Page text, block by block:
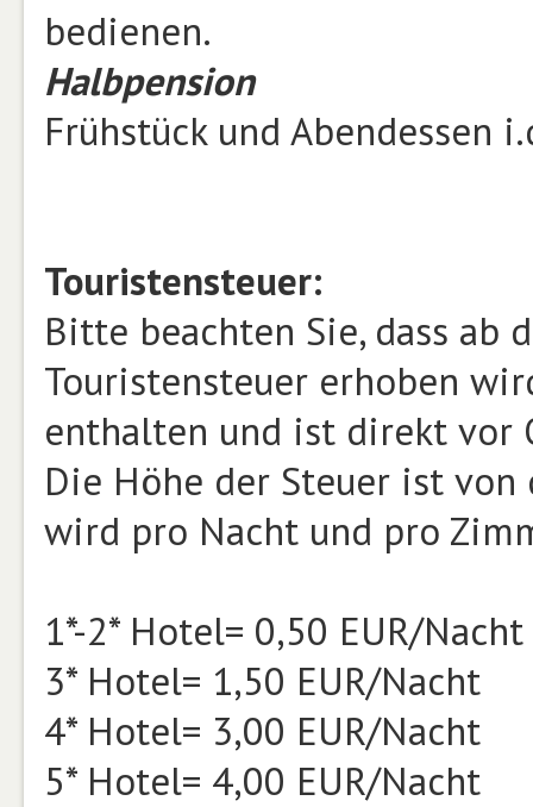
bedienen.
Halbpension
Frühstück und Abendessen
Touristensteuer:
Bitte beachten Sie, dass ab
Touristensteuer erhoben
enthalten und ist direkt vor
Die Höhe der Steuer ist
wird pro Nacht und pro
1*-2* Hotel= 0,50 EUR/Nacht
3* Hotel= 1,50 EUR/Nacht
4* Hotel= 3,00 EUR/Nacht
5* Hotel= 4,00 EUR/Nacht